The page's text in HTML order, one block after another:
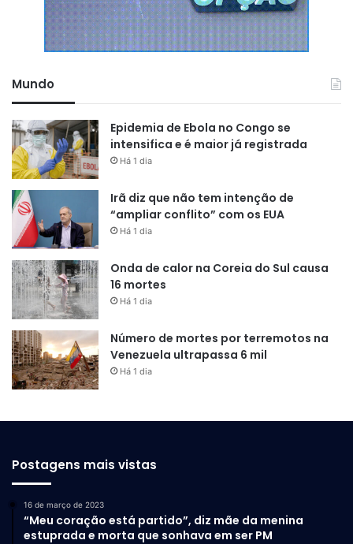
Mundo
Epidemia de Ebola no Congo se
intensifica e é maior já registrada
Há 1 dia
Irã diz que não tem intenção de
“ampliar conflito” com os EUA
Há 1 dia
Onda de calor na Coreia do Sul causa
16 mortes
Há 1 dia
Número de mortes por terremotos na
Venezuela ultrapassa 6 mil
Há 1 dia
Postagens mais vistas
16 de março de 2023
“Meu coração está partido”, diz mãe da menina
estuprada e morta que sonhava em ser PM